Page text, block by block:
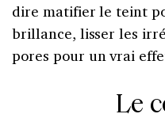
dire matifier le teint
brillance, lisser les
pores pour un vrai
Le